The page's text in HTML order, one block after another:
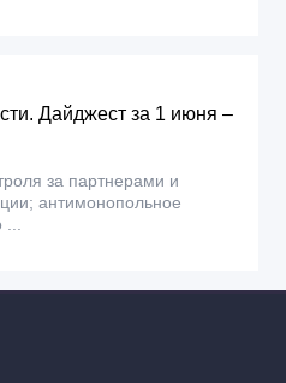
Дайджест за 1 июня –
за партнерами и
антимонопольное